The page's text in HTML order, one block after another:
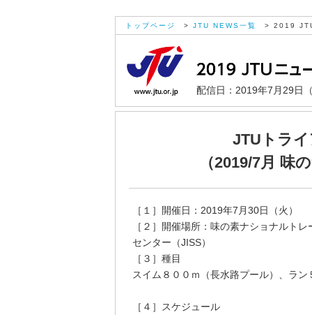
トップページ > JTU NEWS一覧 > 2019
配信日：2019年7月29日
JTUトラ
（2019/7月 味
［１］開催日：2019年7月30日（火）
［２］開催場所：味の素ナショナルト
センター（JISS）
［３］種目
スイム８００ｍ（長水路プール）、ラン
［４］スケジュール